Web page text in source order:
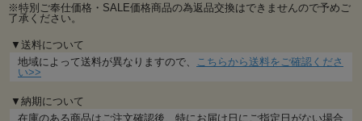
※特別ご奉仕価格・SALE価格商品の為返品交換はできませんので予めご
了承ください。
▼送料について
地域によって送料が異なりますので、
こちらから送料をご確認くださ
い>>
▼納期について
在庫のある商品はご注文確認後、特にお届け日にご指定日がない場合